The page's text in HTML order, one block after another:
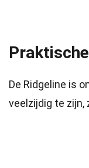
De Ridgeline is
veelzijdig te zijn,